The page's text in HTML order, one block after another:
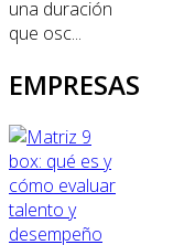
una duración
que osc...
EMPRESAS